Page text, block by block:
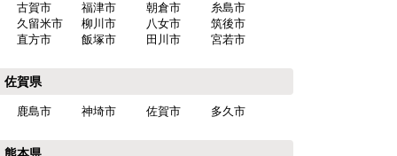
古賀市
福津市 朝倉市
糸島市
久留米市
柳川市 八女市
筑後市
直方市
飯塚市 田川市 宮若市
佐賀県
鹿島市 神埼市 佐賀市 多久市